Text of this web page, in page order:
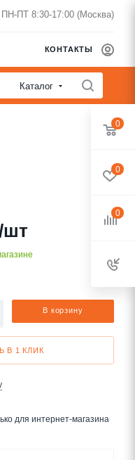
ПТ 8:30-17:00 (Москва)
КОНТАКТЫ
Каталог
шт
В корзину
В 1 КЛИК
для интернет-магазина
0
0
0